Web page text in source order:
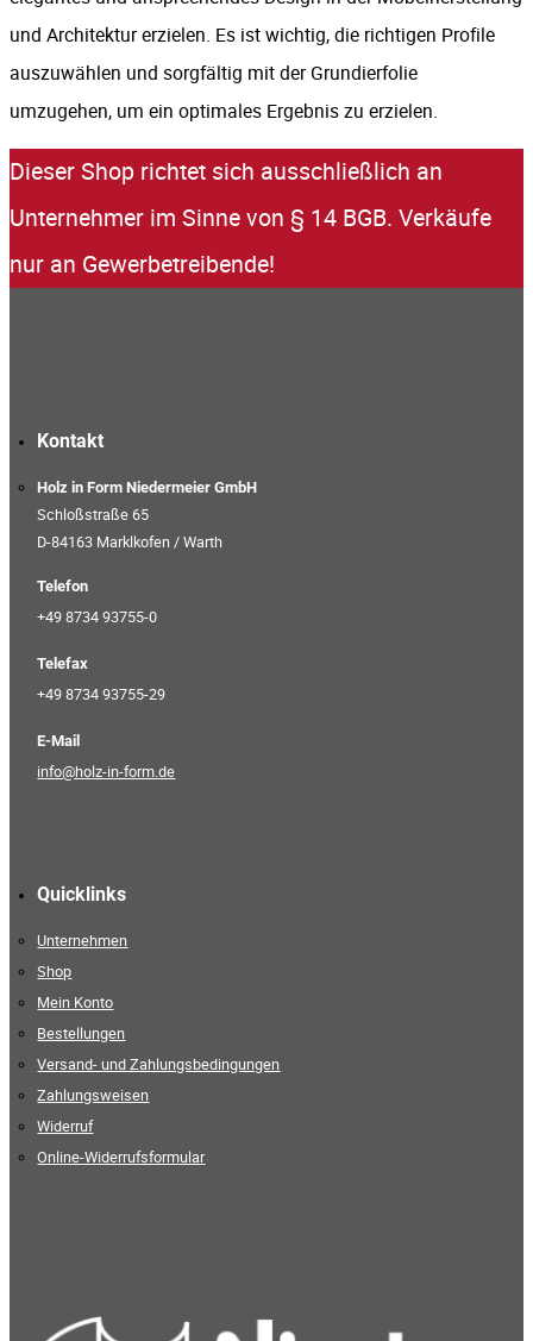
und Architektur erzielen. Es ist wichtig, die richtigen Profile
auszuwählen und sorgfältig mit der Grundierfolie
umzugehen, um ein optimales Ergebnis zu erzielen.
Dieser Shop richtet sich ausschließlich an
Unternehmer im Sinne von § 14 BGB. Verkäufe
nur an Gewerbetreibende!
Kontakt
Holz in Form Niedermeier GmbH
Schloßstraße 65
D-84163 Marklkofen / Warth
Telefon
+49 8734 93755-0
Telefax
+49 8734 93755-29
E-Mail
info@holz-in-form.de
Quicklinks
Unternehmen
Shop
Mein Konto
Bestellungen
Versand- und Zahlungsbedingungen
Zahlungsweisen
Widerruf
Online-Widerrufsformular